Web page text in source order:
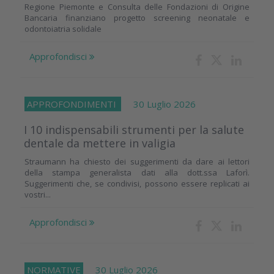
Regione Piemonte e Consulta delle Fondazioni di Origine
Bancaria finanziano progetto screening neonatale e
odontoiatria solidale
Approfondisci
APPROFONDIMENTI 30 Luglio 2026
I 10 indispensabili strumenti per la salute
dentale da mettere in valigia
Straumann ha chiesto dei suggerimenti da dare ai lettori
della stampa generalista dati alla dott.ssa Laforì.
Suggerimenti che, se condivisi, possono essere replicati ai
vostri...
Approfondisci
NORMATIVE 30 Luglio 2026